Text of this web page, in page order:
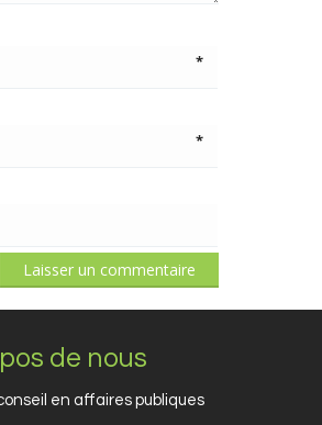
*
*
de nous
en affaires publiques